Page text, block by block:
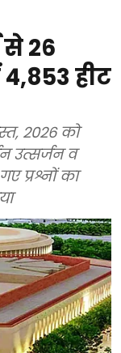
26
हीट
2026 को
उत्सर्जन व
प्रश्नों का